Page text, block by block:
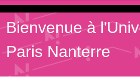
Bienvenue à
Paris Nanterre